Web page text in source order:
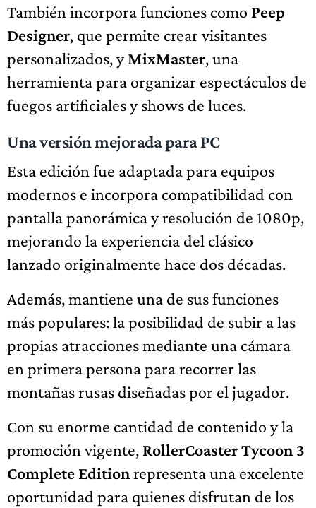
También incorpora funciones como Peep
Designer, que permite crear visitantes
personalizados, yMixMaster, una
herramienta para organizar espectáculos de
fuegos artificiales y shows de luces.
Una versión mejorada para PC
Esta edición fue adaptada para equipos
modernos e incorpora compatibilidad con
pantalla panorámica y resolución de 1080p,
mejorando la experiencia del clásico
lanzado originalmente hace dos décadas.
Además, mantiene una de sus funciones
más populares: la posibilidad de subir a las
propias atracciones mediante una cámara
en primera persona para recorrer las
montañas rusas diseñadas por el jugador.
Con su enorme cantidad de contenido y la
promoción vigente, RollerCoaster Tycoon 3
Complete Editionrepresenta una excelente
oportunidad para quienes disfrutan de los